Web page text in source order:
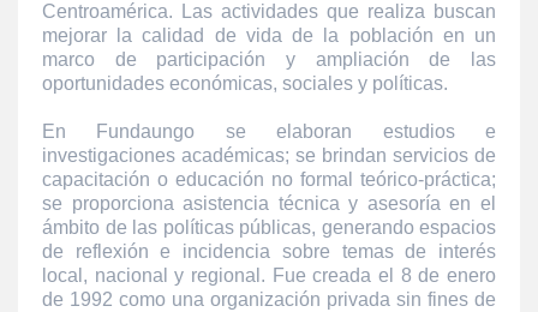
Centroamérica. Las actividades que realiza buscan
mejorar la calidad de vida de la población en un
marco de participación y ampliación de las
oportunidades económicas, sociales y políticas.
En Fundaungo se elaboran estudios e
investigaciones académicas; se brindan servicios de
capacitación o educación no formal teórico-práctica;
se proporciona asistencia técnica y asesoría en el
ámbito de las políticas públicas, generando espacios
de reflexión e incidencia sobre temas de interés
local, nacional y regional. Fue creada el 8 de enero
de 1992 como una organización privada sin fines de